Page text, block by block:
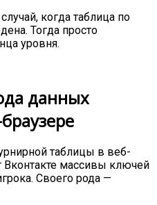
когда таблица по
Тогда просто
уровня.
данных
таблицы в веб-
Вконтакте массивы ключей
Своего рода —